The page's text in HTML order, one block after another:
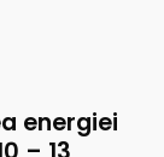
energiei